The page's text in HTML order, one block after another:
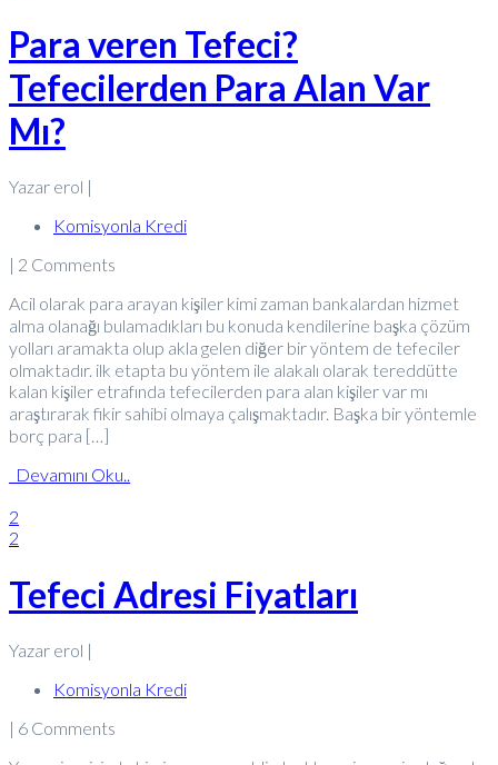
Para veren Tefeci?
Tefecilerden Para Alan Var
Mı?
Yazar erol |
Komisyonla Kredi
| 2 Comments
Acil olarak para arayan kişiler kimi zaman bankalardan hizmet
alma olanağı bulamadıkları bu konuda kendilerine başka çözüm
yolları aramakta olup akla gelen diğer bir yöntem de tefeciler
olmaktadır. ilk etapta bu yöntem ile alakalı olarak tereddütte
kalan kişiler etrafında tefecilerden para alan kişiler var mı
araştırarak fikir sahibi olmaya çalışmaktadır. Başka bir yöntemle
borç para […]
Devamını Oku..
2
2
Tefeci Adresi Fiyatları
Yazar erol |
Komisyonla Kredi
| 6 Comments